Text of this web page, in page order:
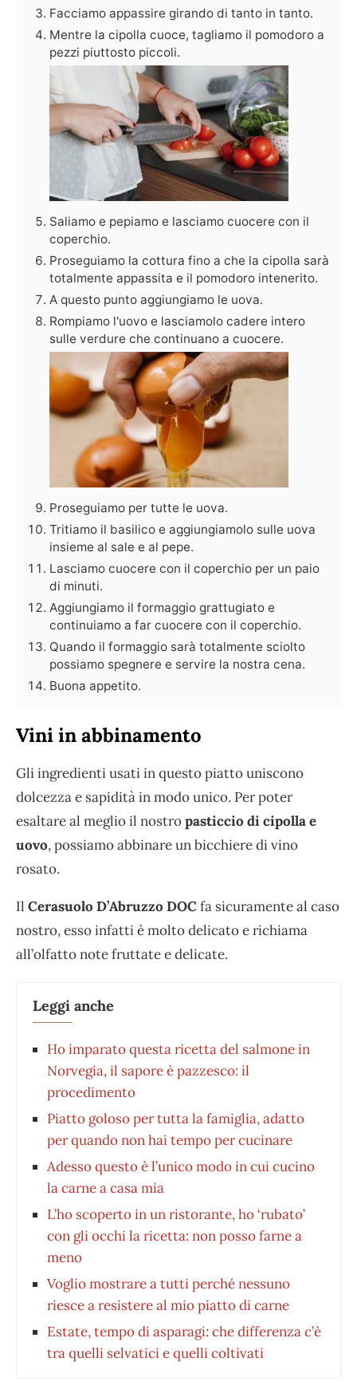
Facciamo appassire girando di tanto in tanto.
Mentre la cipolla cuoce, tagliamo il pomodoro a
pezzi piuttosto piccoli.
Saliamo e pepiamo e lasciamo cuocere con il
coperchio.
Proseguiamo la cottura fino a che la cipolla sarà
totalmente appassita e il pomodoro intenerito.
A questo punto aggiungiamo le uova.
Rompiamo l'uovo e lasciamolo cadere intero
sulle verdure che continuano a cuocere.
Proseguiamo per tutte le uova.
Tritiamo il basilico e aggiungiamolo sulle uova
insieme al sale e al pepe.
Lasciamo cuocere con il coperchio per un paio
di minuti.
Aggiungiamo il formaggio grattugiato e
continuiamo a far cuocere con il coperchio.
Quando il formaggio sarà totalmente sciolto
possiamo spegnere e servire la nostra cena.
Buona appetito.
Vini in abbinamento
Gli ingredienti usati in questo piatto uniscono
dolcezza e sapidità in modo unico. Per poter
esaltare al meglio il nostropasticcio di cipolla e
uovo, possiamo abbinare un bicchiere di vino
rosato.
Il Cerasuolo D’Abruzzo DOCfa sicuramente al caso
nostro, esso infatti è molto delicato e richiama
all’olfatto note fruttate e delicate.
Leggi anche
Ho imparato questa ricetta del salmone in
Norvegia, il sapore è pazzesco: il
procedimento
Piatto goloso per tutta la famiglia, adatto
per quando non hai tempo per cucinare
Adesso questo è l’unico modo in cui cucino
la carne a casa mia
L’ho scoperto in un ristorante, ho ‘rubato’
con gli occhi la ricetta: non posso farne a
meno
Voglio mostrare a tutti perché nessuno
riesce a resistere al mio piatto di carne
Estate, tempo di asparagi: che differenza c’è
tra quelli selvatici e quelli coltivati